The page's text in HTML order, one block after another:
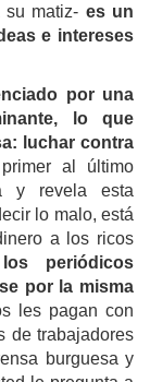
su matiz- es un
e intereses
por una
lo que
luchar contra
al último
y revela esta
lo malo, está
a los ricos
los periódicos
por la misma
les pagan con
de trabajadores
burguesa y